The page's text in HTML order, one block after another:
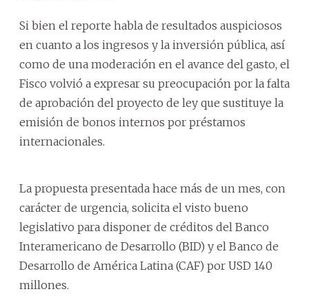
Si bien el reporte habla de resultados auspiciosos
en cuanto a los ingresos y la inversión pública, así
como de una moderación en el avance del gasto, el
Fisco volvió a expresar su preocupación por la falta
de aprobación del proyecto de ley que sustituye la
emisión de bonos internos por préstamos
internacionales.
La propuesta presentada hace más de un mes, con
carácter de urgencia, solicita el visto bueno
legislativo para disponer de créditos del Banco
Interamericano de Desarrollo (BID) y el Banco de
Desarrollo de América Latina (CAF) por USD 140
millones.